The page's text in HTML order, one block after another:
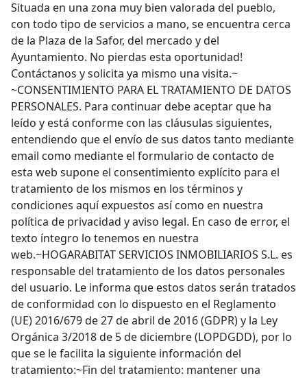
Situada en una zona muy bien valorada del pueblo,
con todo tipo de servicios a mano, se encuentra cerca
de la Plaza de la Safor, del mercado y del
Ayuntamiento. No pierdas esta oportunidad!
Contáctanos y solicita ya mismo una visita.~
~CONSENTIMIENTO PARA EL TRATAMIENTO DE DATOS
PERSONALES. Para continuar debe aceptar que ha
leído y está conforme con las cláusulas siguientes,
entendiendo que el envío de sus datos tanto mediante
email como mediante el formulario de contacto de
esta web supone el consentimiento explícito para el
tratamiento de los mismos en los términos y
condiciones aquí expuestos así como en nuestra
política de privacidad y aviso legal. En caso de error, el
texto íntegro lo tenemos en nuestra
web.~HOGARABITAT SERVICIOS INMOBILIARIOS S.L. es
responsable del tratamiento de los datos personales
del usuario. Le informa que estos datos serán tratados
de conformidad con lo dispuesto en el Reglamento
(UE) 2016/679 de 27 de abril de 2016 (GDPR) y la Ley
Orgánica 3/2018 de 5 de diciembre (LOPDGDD), por lo
que se le facilita la siguiente información del
tratamiento:~Fin del tratamiento: mantener una